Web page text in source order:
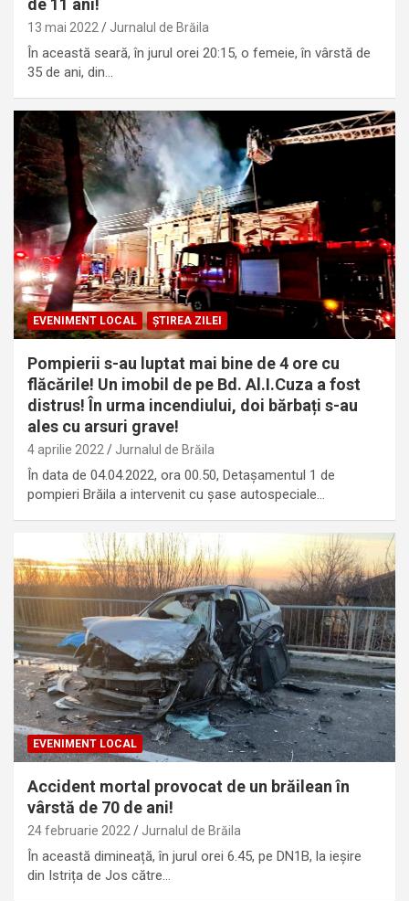
13 mai 2022 Jurnalul de Brăila
În această seară, în jurul orei 20:15, o femeie, în vârstă de
35 de ani, din…
EVENIMENT LOCAL ȘTIREA ZILEI
Pompierii s-au luptat mai bine de 4 ore cu
flăcările! Un imobil de pe Bd. Al.I.Cuza a fost
distrus! În urma incendiului, doi bărbați s-au
ales cu arsuri grave!
4 aprilie 2022 Jurnalul de Brăila
În data de 04.04.2022, ora 00.50, Detașamentul 1 de
pompieri Brăila a intervenit cu șase autospeciale…
EVENIMENT LOCAL
Accident mortal provocat de un brăilean în
vârstă de 70 de ani!
24 februarie 2022 Jurnalul de Brăila
În această dimineață, în jurul orei 6.45, pe DN1B, la ieșire
din Istrița de Jos către…